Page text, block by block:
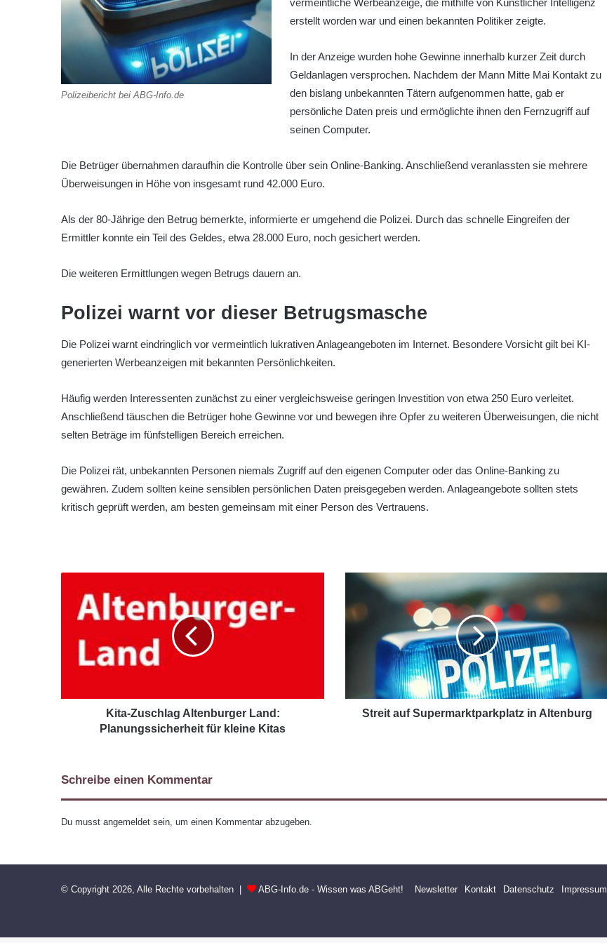
Polizeibericht bei ABG-Info.de
erstellt worden war und einen bekannten Politiker zeigte.
In der Anzeige wurden hohe Gewinne innerhalb kurzer Zeit durch
Geldanlagen versprochen. Nachdem der Mann Mitte Mai Kontakt zu
den bislang unbekannten Tätern aufgenommen hatte, gab er
persönliche Daten preis und ermöglichte ihnen den Fernzugriff auf
seinen Computer.
Die Betrüger übernahmen daraufhin die Kontrolle über sein Online-Banking. Anschließend veranlassten sie mehrere
Überweisungen in Höhe von insgesamt rund 42.000 Euro.
Als der 80-Jährige den Betrug bemerkte, informierte er umgehend die Polizei. Durch das schnelle Eingreifen der
Ermittler konnte ein Teil des Geldes, etwa 28.000 Euro, noch gesichert werden.
Die weiteren Ermittlungen wegen Betrugs dauern an.
Polizei warnt vor dieser Betrugsmasche
Die Polizei warnt eindringlich vor vermeintlich lukrativen Anlageangeboten im Internet. Besondere Vorsicht gilt bei KI-
generierten Werbeanzeigen mit bekannten Persönlichkeiten.
Häufig werden Interessenten zunächst zu einer vergleichsweise geringen Investition von etwa 250 Euro verleitet.
Anschließend täuschen die Betrüger hohe Gewinne vor und bewegen ihre Opfer zu weiteren Überweisungen, die nicht
selten Beträge im fünfstelligen Bereich erreichen.
Die Polizei rät, unbekannten Personen niemals Zugriff auf den eigenen Computer oder das Online-Banking zu
gewähren. Zudem sollten keine sensiblen persönlichen Daten preisgegeben werden. Anlageangebote sollten stets
kritisch geprüft werden, am besten gemeinsam mit einer Person des Vertrauens.
Kita-Zuschlag Altenburger Land:
Planungssicherheit für kleine Kitas
Streit auf Supermarktparkplatz in Altenburg
Schreibe einen Kommentar
Du musst angemeldet sein, um einen Kommentar abzugeben.
© Copyright 2026, Alle Rechte vorbehalten | ABG-Info.de - Wissen was ABGeht! Newsletter Kontakt Datenschutz Impressum